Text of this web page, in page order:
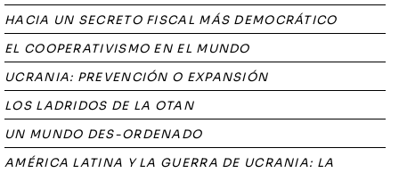
HACIA UN SECRETO FISCAL MÁS DEMOCRÁTICO
EL COOPERATIVISMO EN EL MUNDO
UCRANIA: PREVENCIÓN O EXPANSIÓN
LOS LADRIDOS DE LA OTAN
UN MUNDO DES-ORDENADO
AMÉRICA LATINA Y LA GUERRA DE UCRANIA: LA